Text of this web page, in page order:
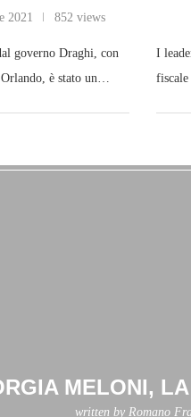
2021 852 views
governo Draghi, con
è stato un…
I
fiscale
MELONI,
written by Romano